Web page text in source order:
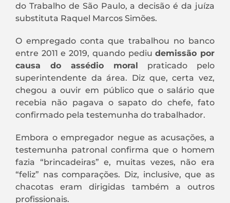
do Trabalho de São Paulo, a decisão é da juíza
substituta Raquel Marcos Simões.
O empregado conta que trabalhou no banco
entre 2011 e 2019, quando pediudemissão por
causa do assédio moral praticado pelo
superintendente da área. Diz que, certa vez,
chegou a ouvir em público que o salário que
recebia não pagava o sapato do chefe, fato
confirmado pela testemunha do trabalhador.
Embora o empregador negue as acusações, a
testemunha patronal confirma que o homem
fazia “brincadeiras” e, muitas vezes, não era
“feliz” nas comparações. Diz, inclusive, que as
chacotas eram dirigidas também a outros
profissionais.